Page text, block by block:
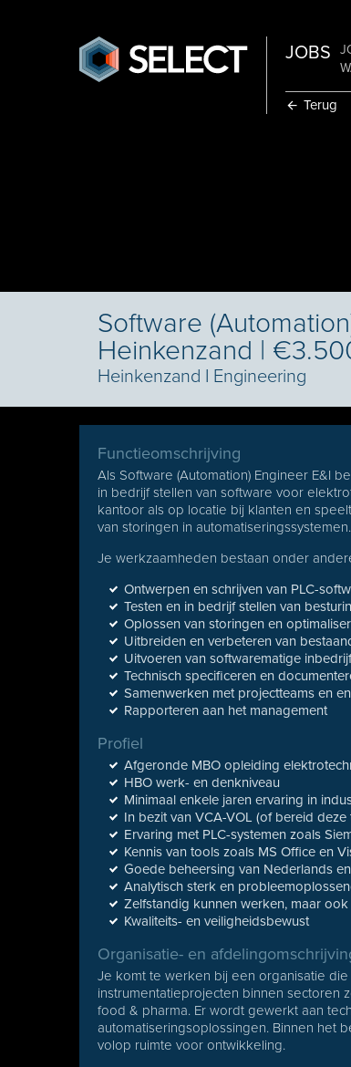
JOBS
Terug
Software
Heinkenzand |
Heinkenzand I Engineering
Functieomschrijving
Als Software (Automation) Engineer E&I
in bedrijf stellen van software voor
kantoor als op locatie bij klanten en
van storingen in automatiseringssystemen.
Je werkzaamheden bestaan onder
Ontwerpen en schrijven van PLC-
Testen en in bedrijf stellen van
Oplossen van storingen en
Uitbreiden en verbeteren van
Uitvoeren van softwarematige
Technisch specificeren en
Samenwerken met projectteams en
Rapporteren aan het management
Profiel
Afgeronde MBO opleiding
HBO werk- en denkniveau
Minimaal enkele jaren ervaring in
In bezit van VCA-VOL (of bereid deze
Ervaring met PLC-systemen zoals
Kennis van tools zoals MS Office en
Goede beheersing van Nederlands
Analytisch sterk en
Zelfstandig kunnen werken, maar
Kwaliteits- en veiligheidsbewust
Organisatie- en
Je komt te werken bij een organisatie
instrumentatieprojecten binnen sectoren
food & pharma. Er wordt gewerkt aan
automatiseringsoplossingen. Binnen het
volop ruimte voor ontwikkeling.